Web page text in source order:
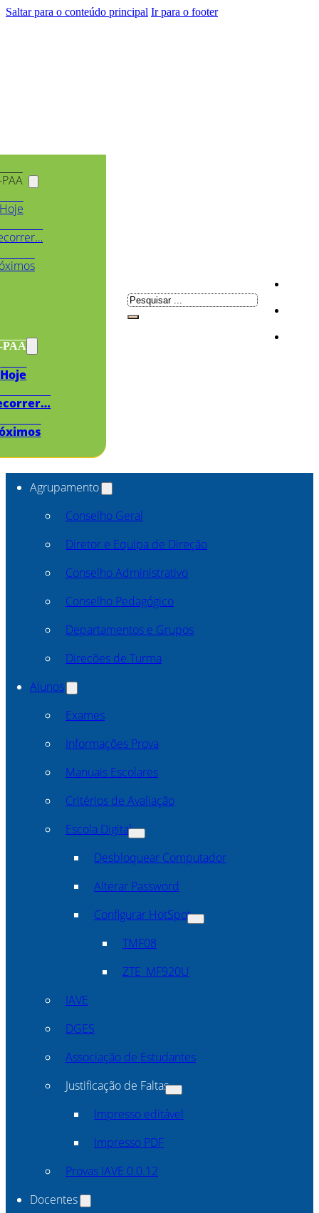
Saltar para o conteúdo principal Ir para o footer
PAA
Hoje
Pesquisar
Agrupamento
Conselho Geral
Diretor e Equipa de Direção
Conselho Administrativo
Conselho Pedagógico
Departamentos e Grupos
Direcões de Turma
Alunos
Exames
Informações Prova
Manuais Escolares
Critérios de Avaliação
Escola Digital
Desbloquear Computador
Alterar Password
Configurar HotSpot
TMF08
ZTE_MF920U
IAVE
DGES
Associação de Estudantes
Justificação de Faltas
Impresso editável
Impresso PDF
Provas IAVE 0.0.12
Docentes